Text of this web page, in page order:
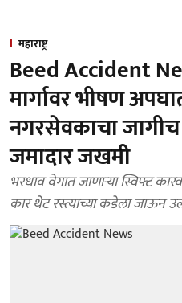
महाराष्ट्र
Beed Accident
मार्गावर भीषण
नगरसेवकाचा
जमादार जखमी
भरधाव वेगात जाणाऱ्या स्विफ्ट
कार थेट रस्त्याच्या कडेला जाऊन